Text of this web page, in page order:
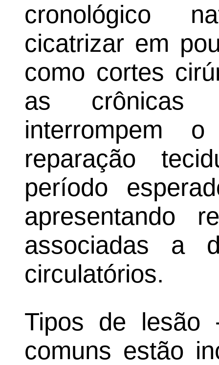
cronológico
cicatrizar em
como cortes
as crônicas
interrompem
reparação
período
apresentando
associadas a
circulatórios.
Tipos de lesão
comuns estão